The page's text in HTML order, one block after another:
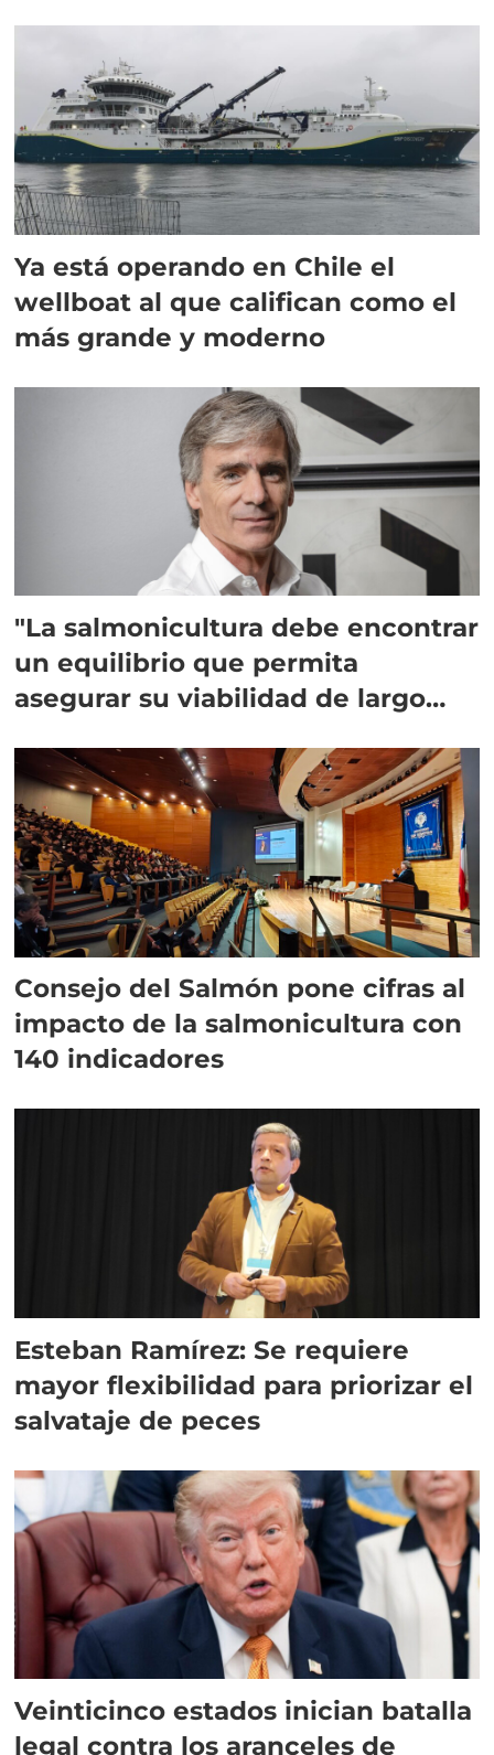
Ya está operando en Chile el
wellboat al que califican como el
más grande y moderno
"La salmonicultura debe encontrar
un equilibrio que permita
asegurar su viabilidad de largo
Consejo del Salmón pone cifras al
impacto de la salmonicultura con
140 indicadores
Esteban Ramírez: Se requiere
mayor flexibilidad para priorizar el
salvataje de peces
Veinticinco estados inician batalla
legal contra los aranceles de